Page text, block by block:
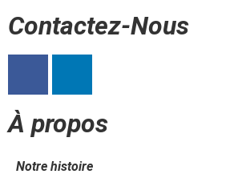
Contactez-Nous
À propos
Notre histoire